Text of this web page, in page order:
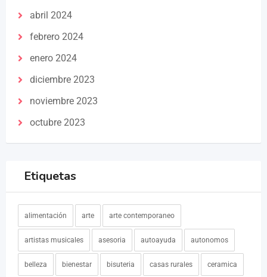
abril 2024
febrero 2024
enero 2024
diciembre 2023
noviembre 2023
octubre 2023
Etiquetas
alimentación arte arte contemporaneo
artistas musicales asesoria autoayuda autonomos
belleza bienestar bisuteria casas rurales ceramica